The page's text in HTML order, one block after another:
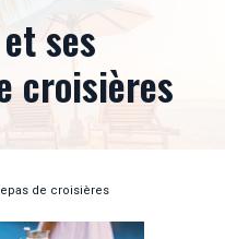
ses
croisières
de croisières